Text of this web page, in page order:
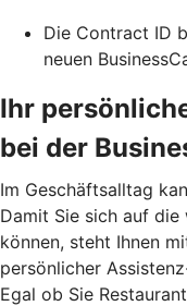
Die Contract ID
neuen
Ihr
bei der
Im Geschäftsalltag
Damit Sie sich auf
können, steht Ihnen
persönlicher
Egal ob Sie